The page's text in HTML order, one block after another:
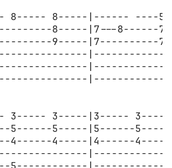
8----- 8-----|------ ----
8-----|7---8------
9-----|7----------
3----- 3-----|3-----
5------5-----|5------
4------4-----|4------